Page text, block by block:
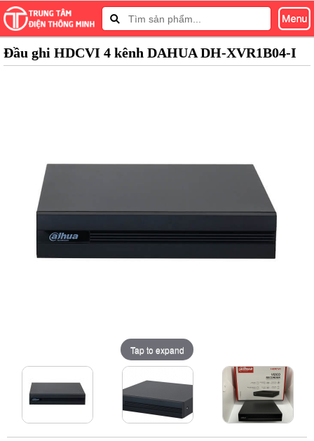
Đầu ghi HDCVI 4 kênh DAHUA DH-XVR1B04-I
Tap to expand
Tap to expand